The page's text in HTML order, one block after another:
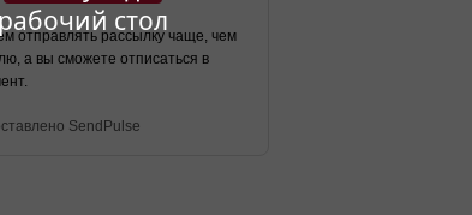
рабочий стол
отправлять рассылку чаще, чем
а вы сможете отписаться в
SendPulse